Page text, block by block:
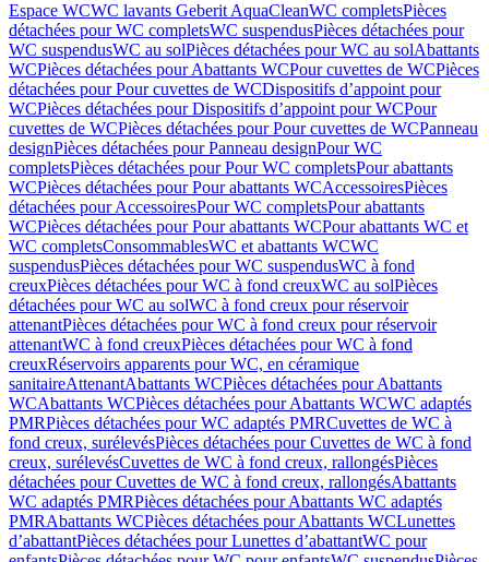
Espace WCWC lavants Geberit AquaCleanWC completsPièces
détachées pour WC completsWC suspendusPièces détachées pour
WC suspendusWC au solPièces détachées pour WC au solAbattants
WCPièces détachées pour Abattants WCPour cuvettes de WCPièces
détachées pour Pour cuvettes de WCDispositifs d’appoint pour
WCPièces détachées pour Dispositifs d’appoint pour WCPour
cuvettes de WCPièces détachées pour Pour cuvettes de WCPanneau
designPièces détachées pour Panneau designPour WC
completsPièces détachées pour Pour WC completsPour abattants
WCPièces détachées pour Pour abattants WCAccessoiresPièces
détachées pour AccessoiresPour WC completsPour abattants
WCPièces détachées pour Pour abattants WCPour abattants WC et
WC completsConsommablesWC et abattants WCWC
suspendusPièces détachées pour WC suspendusWC à fond
creuxPièces détachées pour WC à fond creuxWC au solPièces
détachées pour WC au solWC à fond creux pour réservoir
attenantPièces détachées pour WC à fond creux pour réservoir
attenantWC à fond creuxPièces détachées pour WC à fond
creuxRéservoirs apparents pour WC, en céramique
sanitaireAttenantAbattants WCPièces détachées pour Abattants
WCAbattants WCPièces détachées pour Abattants WCWC adaptés
PMRPièces détachées pour WC adaptés PMRCuvettes de WC à
fond creux, surélevésPièces détachées pour Cuvettes de WC à fond
creux, surélevésCuvettes de WC à fond creux, rallongésPièces
détachées pour Cuvettes de WC à fond creux, rallongésAbattants
WC adaptés PMRPièces détachées pour Abattants WC adaptés
PMRAbattants WCPièces détachées pour Abattants WCLunettes
d’abattantPièces détachées pour Lunettes d’abattantWC pour